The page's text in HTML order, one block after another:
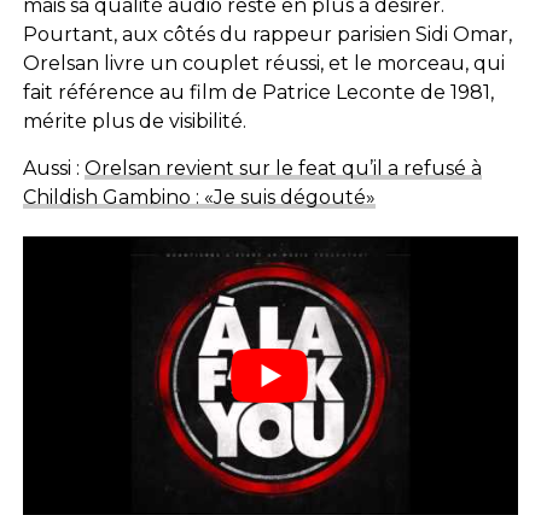
mais sa qualité audio reste en plus à désirer.
Pourtant, aux côtés du rappeur parisien Sidi Omar,
Orelsan livre un couplet réussi, et le morceau, qui
fait référence au film de Patrice Leconte de 1981,
mérite plus de visibilité.
Aussi : Orelsan revient sur le feat qu’il a refusé à
Childish Gambino : «Je suis dégouté»